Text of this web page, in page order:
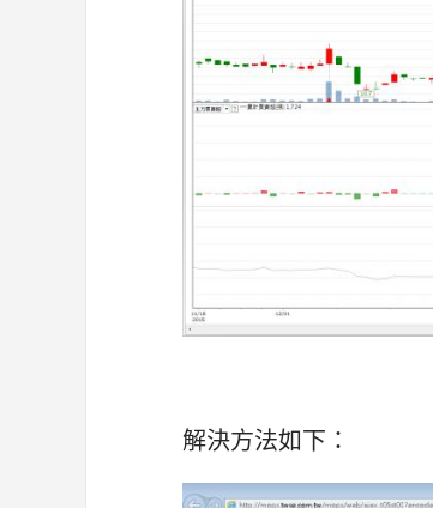
解決方法如下：